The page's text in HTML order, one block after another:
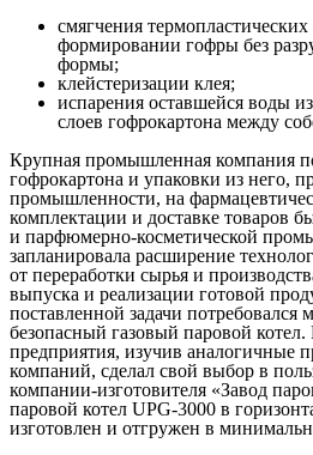
смягчения
формировании гофры без
формы;
клейстеризации клея;
испарения оставшейся воды
слоев гофрокартона между
Крупная промышленная компания
гофрокартона и упаковки из него,
промышленности, на
комплектации и доставке товаров
и парфюмерно-косметической
запланировала расширение
от переработки сырья и
выпуска и реализации готовой
поставленной задачи
безопасный газовый паровой
предприятия, изучив аналогичные
компаний, сделал свой выбор в
компании-изготовителя «Завод
паровой котел UPG-3000 в
изготовлен и отгружен в